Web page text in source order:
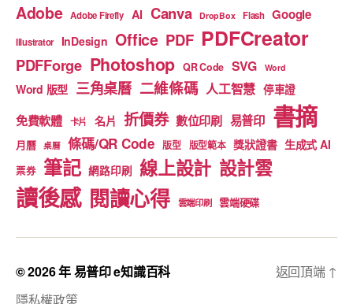
Adobe Adobe Firefly AI Canva DropBox Flash Google
Illustrator InDesign Office PDF PDFCreator
PDFForge Photoshop QR Code SVG Word
Word 版型 三角桌曆 二維條碼 人工智慧 停車證
免費軟體 卡片 名片 折價券 數位印刷 易普印 書摘
月曆 桌曆 條碼/QR Code 版型 版型範本 獎狀證書 生成式 AI
票券 筆記 網路印刷 線上設計 設計雲
讀後感 閱讀心得 雲端印刷 雲端硬碟
© 2026 年易普印 e知識百科
隱私權政策
返回頂端 ↑